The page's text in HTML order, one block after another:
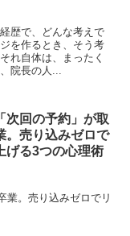
歴で、どんな考えで
を作るとき、そう考
れ自体は、まったく
院長の人...
次回の予約」が取
売り込みゼロで
げる3つの心理術
業。売り込みゼロでリ